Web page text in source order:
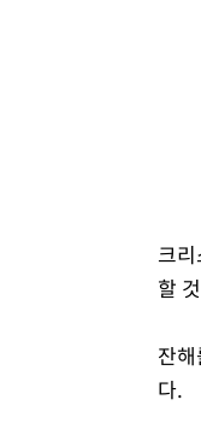
크
할
잔
다.